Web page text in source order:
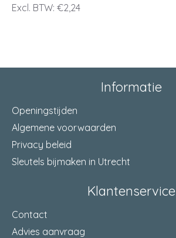
Excl. BTW: €2,24
Informatie
Openingstijden
Algemene voorwaarden
Privacy beleid
Sleutels bijmaken in Utrecht
Klantenservice
Contact
Advies aanvraag